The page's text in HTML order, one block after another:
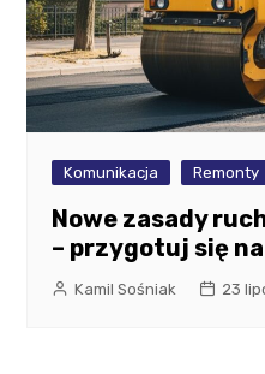
Komunikacja Remonty
Nowe zasady
– przygotuj się
Kamil Sośniak 23